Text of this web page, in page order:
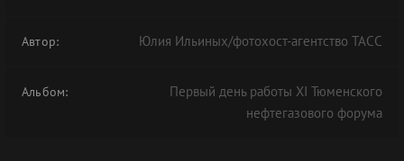
Автор: Юлия Ильиных/фотохост-агентство ТАСС
Альбом:
Первый день работы XI Тюменского
нефтегазового форума